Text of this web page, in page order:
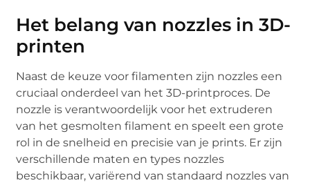
Het belang van nozzles in 3D-
printen
Naast de keuze voor filamenten zijn nozzles een
cruciaal onderdeel van het 3D-printproces. De
nozzle is verantwoordelijk voor het extruderen
van het gesmolten filament en speelt een grote
rol in de snelheid en precisie van je prints. Er zijn
verschillende maten en types nozzles
beschikbaar, variërend van standaard nozzles van